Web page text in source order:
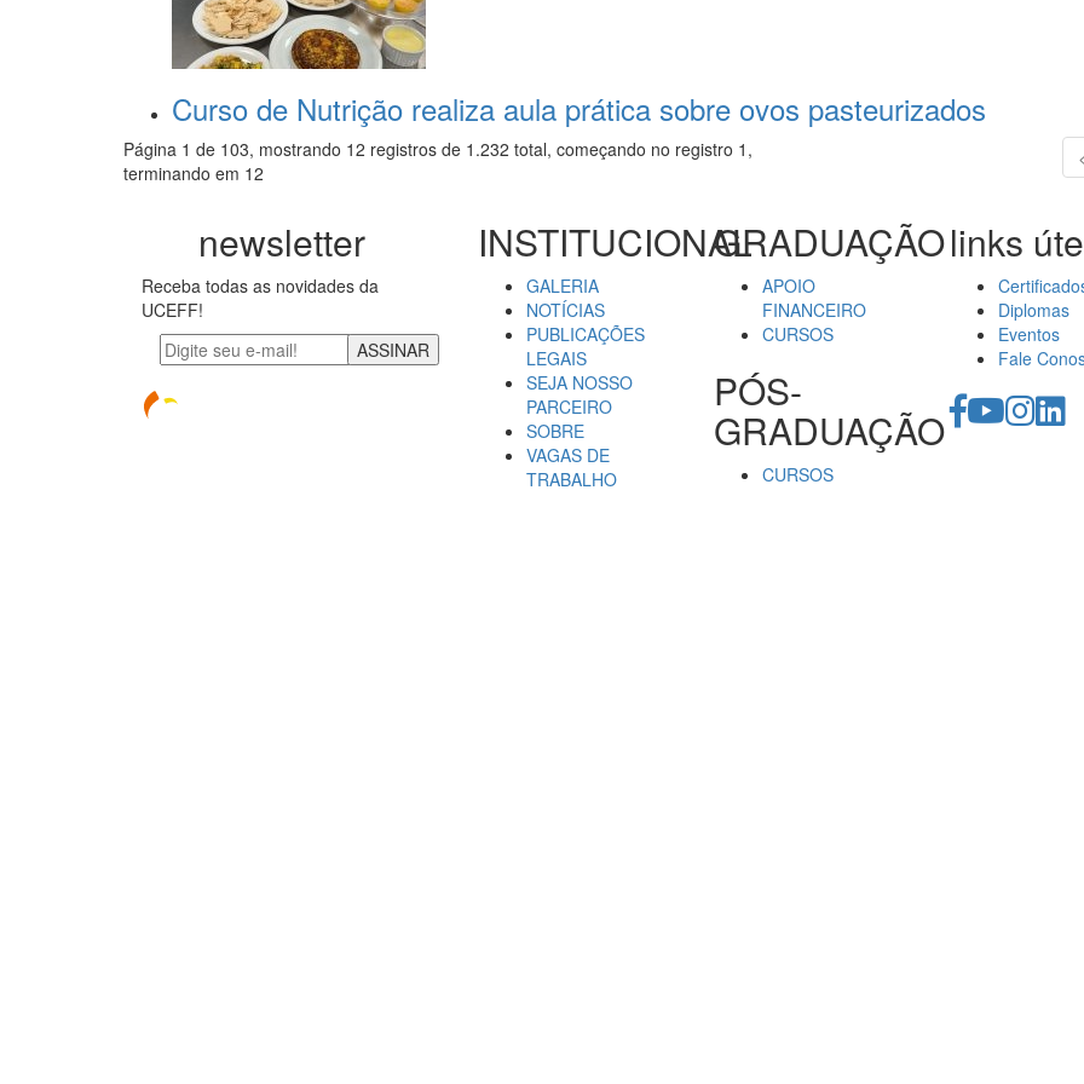
Curso de Nutrição realiza aula prática sobre ovos pasteurizados
Página 1 de 103, mostrando 12 registros de 1.232 total, começando no registro 1,
terminando em 12
newsletter
Receba todas as novidades da
UCEFF!
ASSINAR
INSTITUCIONAL
GALERIA
NOTÍCIAS
PUBLICAÇÕES
LEGAIS
SEJA NOSSO
PARCEIRO
SOBRE
VAGAS DE
TRABALHO
GRADUAÇÃO
APOIO
FINANCEIRO
CURSOS
PÓS-
GRADUAÇÃO
CURSOS
links
Diplomas
Eventos
Fale